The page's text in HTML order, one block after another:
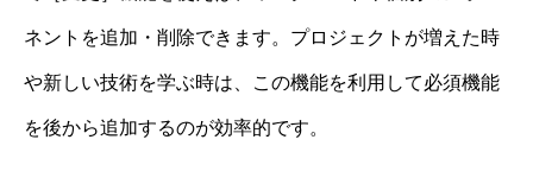
ネントを追加・削除できます。プロジェクトが増えた時
や新しい技術を学ぶ時は、この機能を利用して必須機能
を後から追加するのが効率的です。